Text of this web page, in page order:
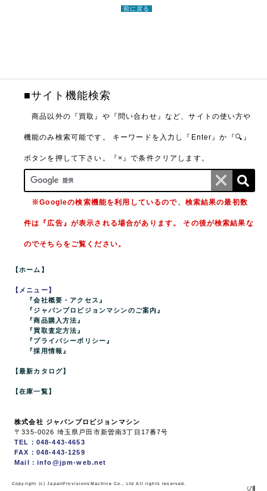
前に戻る
■サイト機能検索
商品以外の『買取』や『問い合わせ』など、サイトの使い方や
機能のみ検索可能です。 キーワードを入力し『Enter』か『🔍』
ボタンを押して下さい。『×』で条件クリアします。
※Googleの検索機能を利用しているので、検索結果の最初数
件は『広告』が表示される場合があります。 その後が検索結果な
のでそちらをご覧ください。
【ホーム】
【メニュー】
『会社概要・アクセス』
『ジャパンプロビジョンマシンのご案内』
『商品購入方法』
『買取査定方法』
『プライバシーポリシー』
『採用情報』
【最新カタログ】
【在庫一覧】
株式会社 ジャパンプロビジョンマシン
〒335-0026 埼玉県戸田市新曽南3丁目17番7号
TEL：048-443-4653
FAX：048-443-1259
Mail：info@jpm-web.net
Copyright (c) JapanProvisionsMachine Co., Ltd All rights reserved.